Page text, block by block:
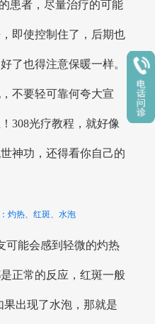
患者，尽量治疗的可能
即使控制住了，后期也
了也得注意保暖一样。
不要轻可靠何夸大宣
308光疗教程，就好像
神功，还得看你自己的
灼热、红斑、水泡
可能会感到轻微的灼热
正常的反应，红斑一般
果出现了水泡，那就是